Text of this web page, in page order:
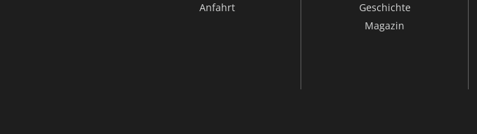
Anfahrt
Geschichte
Magazin